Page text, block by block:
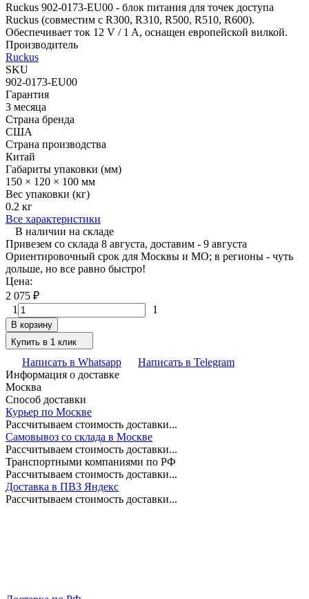
Ruckus 902-0173-EU00 - блок питания для точек доступа
Ruckus (совместим с R300, R310, R500, R510, R600).
Обеспечивает ток 12 V / 1 A, оснащен европейской вилкой.
Производитель
Ruckus
SKU
902-0173-EU00
Гарантия
3 месяца
Страна бренда
США
Страна производства
Китай
Габариты упаковки (мм)
150 × 120 × 100 мм
Вес упаковки (кг)
0.2 кг
Все характеристики
В наличии на складе
Привезем со склада 8 августа, доставим - 9 августа
Ориентировочный срок для Москвы и МО; в регионы - чуть
дольше, но все равно быстро!
Цена:
2 075 ₽
1
1
В корзину
Купить в 1 клик
Написать в Whatsapp
Написать в Telegram
Информация о доставке
Москва
Способ доставки
Курьер по Москве
Рассчитываем стоимость доставки...
Самовывоз со склада в Москве
Рассчитываем стоимость доставки...
Транспортными компаниями по РФ
Рассчитываем стоимость доставки...
Доставка в ПВЗ Яндекс
Рассчитываем стоимость доставки...